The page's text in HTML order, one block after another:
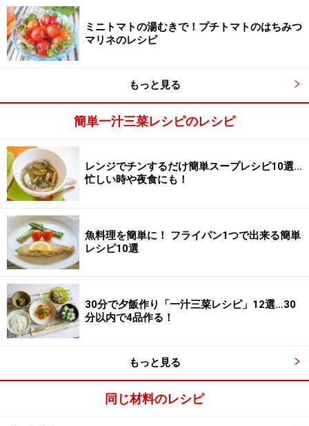
皮を剥いて大根をおろし、めかぶをお皿に盛り付けま
す。めかぶの上に大根おろし、梅肉ソースをかけ、かつ
お節をふりかけたら、できあがり。
ミニトマトの湯むきで！プチトマトのはちみつ
マリネのレシピ
もっと見る
簡単一汁三菜レシピのレシピ
レンジでチンするだけ簡単スープレシピ10選…
忙しい時や夜食にも！
魚料理を簡単に！ フライパン1つで出来る簡単
レシピ10選
30分で夕飯作り「一汁三菜レシピ」12選…30
分以内で4品作る！
もっと見る
同じ材料のレシピ